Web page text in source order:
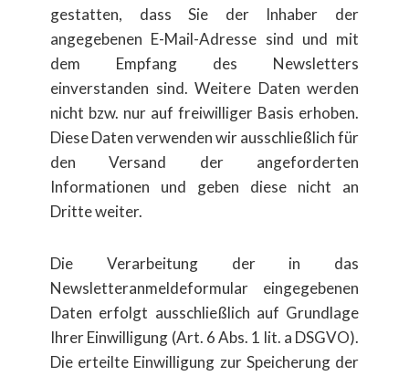
gestatten, dass Sie der Inhaber der
angegebenen E-Mail-Adresse sind und mit
dem Empfang des Newsletters
einverstanden sind. Weitere Daten werden
nicht bzw. nur auf freiwilliger Basis erhoben.
Diese Daten verwenden wir ausschließlich für
den Versand der angeforderten
Informationen und geben diese nicht an
Dritte weiter.
Die Verarbeitung der in das
Newsletteranmeldeformular eingegebenen
Daten erfolgt ausschließlich auf Grundlage
Ihrer Einwilligung (Art. 6 Abs. 1 lit. a DSGVO).
Die erteilte Einwilligung zur Speicherung der